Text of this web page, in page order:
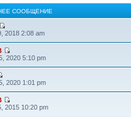
СООБЩЕНИЕ
2018 2:08 am
2020 5:10 pm
2020 1:01 pm
2015 10:20 pm